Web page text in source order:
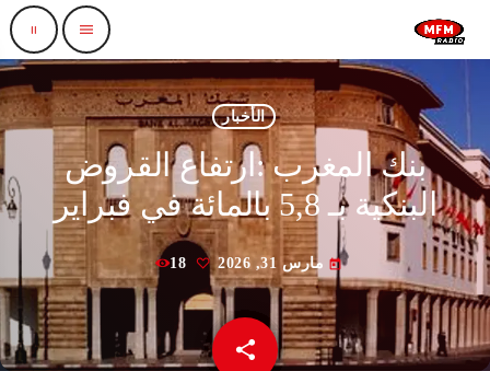
menu
pause
الأخبار
بنك المغرب :ارتفاع القروض
البنكية بـ 5,8 بالمائة في فبراير
today مارس 31, 2026 18
share
email